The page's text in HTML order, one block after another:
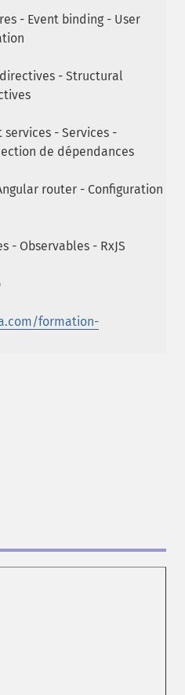
- Event binding - User
- Structural
- Services -
de dépendances
router - Configuration
- Observables - RxJS
formation-